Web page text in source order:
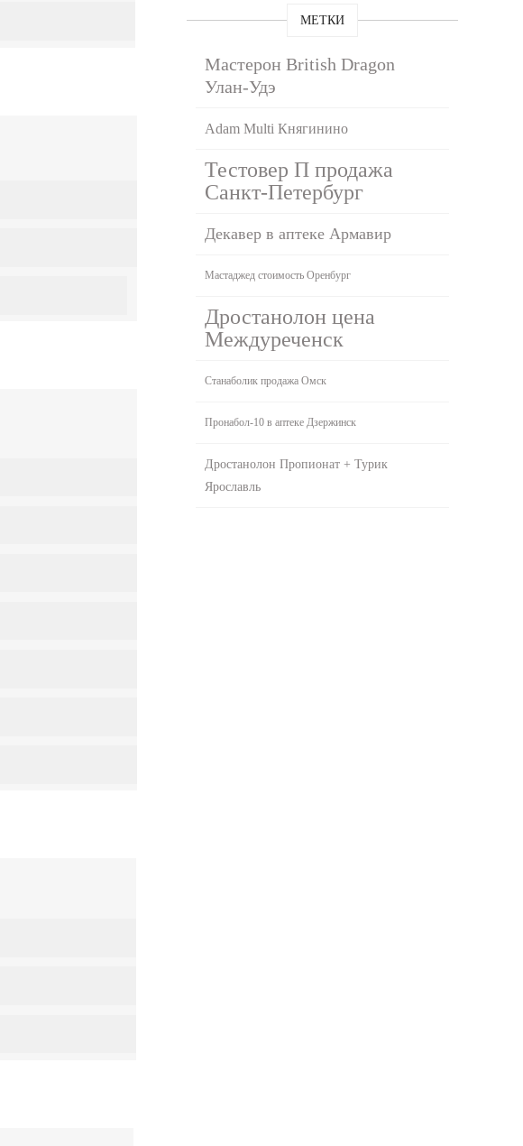
МЕТКИ
Мастерон British Dragon
Улан-Удэ
Adam Multi Княгинино
Тестовер П продажа
Санкт-Петербург
Декавер в аптеке Армавир
Мастаджед стоимость Оренбург
Дростанолон цена
Междуреченск
Станаболик продажа Омск
Пронабол-10 в аптеке Дзержинск
Дростанолон Пропионат + Турик
Ярославль